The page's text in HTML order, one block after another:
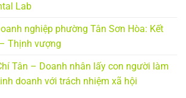
Lab
nghiệp phường Tân Sơn Hòa: Kết
Thịnh vượng
Tân – Doanh nhân lấy con người làm
doanh với trách nhiệm xã hội